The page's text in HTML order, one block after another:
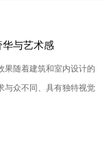
与艺术感
随着建筑和室内设计的
与众不同、具有独特视觉